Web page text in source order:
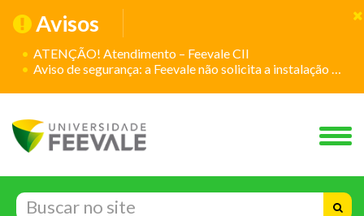
Avisos
ATENÇÃO! Atendimento – Feevale CII
Aviso de segurança: a Feevale não solicita a instalação de aplicativos